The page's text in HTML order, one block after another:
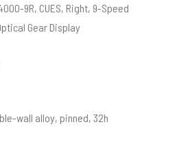
9R, CUES, Right, 9-Speed
Gear Display
wall alloy, pinned, 32h